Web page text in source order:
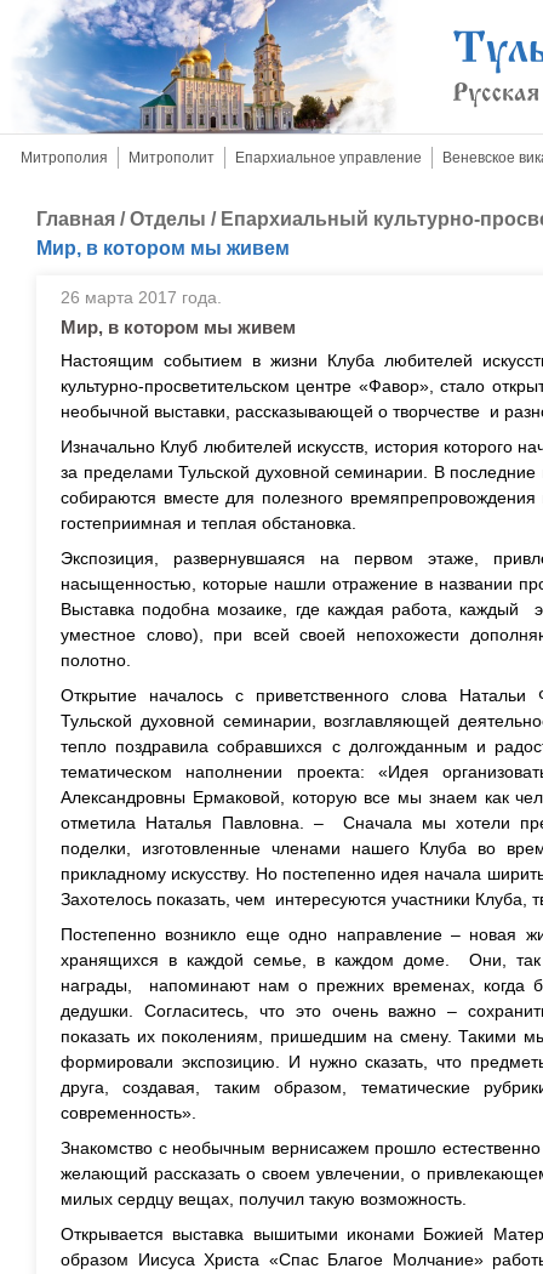
Митрополия Митрополит Епархиальное управление Веневское
Главная /Отделы / Епархиальный культурно-
Мир, в котором мы живем
26 марта 2017 года.
Мир, в котором мы живем
Настоящим событием в жизни Клуба любителей
культурно-просветительском центре «Фавор», стало
необычной выставки, рассказывающей о творчестве и
Изначально Клуб любителей искусств, история которого
за пределами Тульской духовной семинарии. В последние
собираются вместе для полезного
гостеприимная и теплая обстановка.
Экспозиция, развернувшаяся на первом этаже,
насыщенностью, которые нашли отражение в названии
Выставка подобна мозаике, где каждая работа, каждый
уместное слово), при всей своей непохожести
полотно.
Открытие началось с приветственного слова Натальи
Тульской духовной семинарии, возглавляющей
тепло поздравила собравшихся с долгожданным и
тематическом наполнении проекта: «Идея
Александровны Ермаковой, которую все мы знаем как
отметила Наталья Павловна. – Сначала мы хотели
поделки, изготовленные членами нашего Клуба во
прикладному искусству. Но постепенно идея начала
Захотелось показать, чем интересуются участники Клуба,
Постепенно возникло еще одно направление – новая
хранящихся в каждой семье, в каждом доме. Они,
награды, напоминают нам о прежних временах, когда
дедушки. Согласитесь, что это очень важно –
показать их поколениям, пришедшим на смену. Такими
формировали экспозицию. И нужно сказать, что
друга, создавая, таким образом, тематические
современность».
Знакомство с необычным вернисажем прошло
желающий рассказать о своем увлечении, о
милых сердцу вещах, получил такую возможность.
Открывается выставка вышитыми иконами Божией
образом Иисуса Христа «Спас Благое Молчание»